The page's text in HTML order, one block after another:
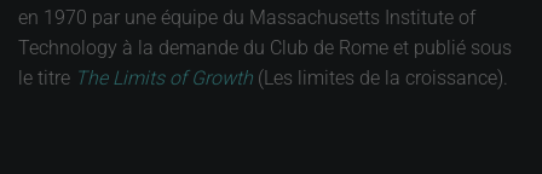
en 1970 par une équipe du Massachusetts Institute of
Technology à la demande du Club de Rome et publié sous
le titre The Limits of Growth (Les limites de la croissance).